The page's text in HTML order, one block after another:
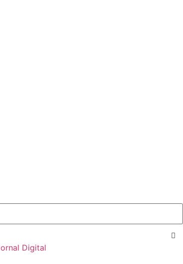
Digital